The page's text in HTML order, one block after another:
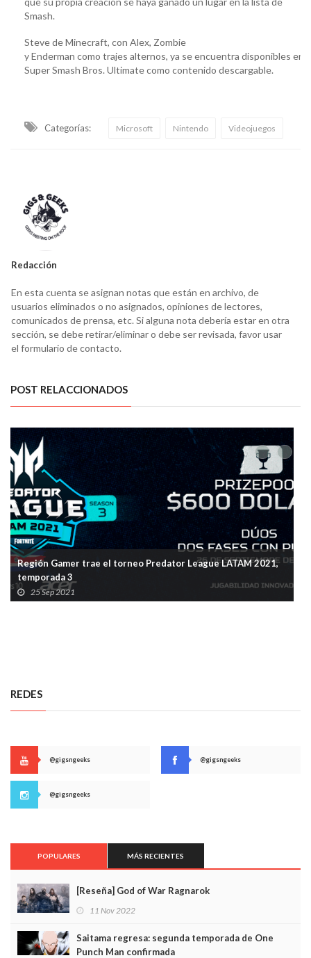
Smash.
Steve de Minecraft, con Alex, Zombie
y Enderman como trajes alternos, ya se encuentra disponibles en
Super Smash Bros. Ultimate como contenido descargable.
Categorías: Microsoft Nintendo Videojuegos
Redacción
En esta cuenta se asignan notas que están en archivo, de
usuarios eliminados o no asignados, opiniones de lectores,
comunicados de prensa, etc. Si alguna nota debería estar en otra
sección, se debe retirar/eliminar o debe ser revisada, favor usar
el formulario de contacto.
POST RELACCIONADOS
Región Gamer trae el torneo Predator League LATAM 2021,
temporada 3
25 Sep 2021
REDES
@gigsngeeks @gigsngeeks
@gigsngeeks
POPULARES MÁS RECIENTES
[Reseña] God of War Ragnarok
11 Nov 2022
Saitama regresa: segunda temporada de One
Punch Man confirmada